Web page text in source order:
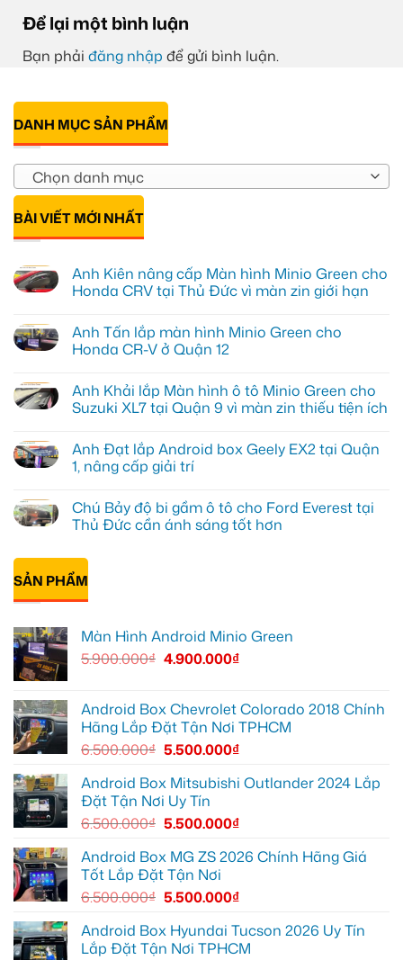
Để lại một bình luận
Bạn phải đăng nhập để gửi bình luận.
DANH MỤC SẢN PHẨM
Chọn danh mục
BÀI VIẾT MỚI NHẤT
Anh Kiên nâng cấp Màn hình Minio Green cho
Honda CRV tại Thủ Đức vì màn zin giới hạn
bình
luận
ở
nâng
cấp
Màn
Green
cho
Honda
Thủ
Đức
vì
giới
hạn
Anh Tấn lắp màn hình Minio Green cho
Honda CR-V ở Quận 12
bình
luận
ở
lắp
màn
hình
cho
Honda
CR-
Quận
12
Anh Khải lắp Màn hình ô tô Minio Green cho
Suzuki XL7 tại Quận 9 vì màn zin thiếu tiện ích
bình
luận
ở
lắp
Màn
hình
Minio
Green
cho
Suzuki
Quận
tiện
ích
Anh Đạt lắp Android box Geely EX2 tại Quận
1, nâng cấp giải trí
bình
luận
ở
Android
box
Geely
Quận
nâng
Chú Bảy độ bi gầm ô tô cho Ford Everest tại
Thủ Đức cần ánh sáng tốt hơn
có
luận
ở
Chú
Everest
tại
Thủ
Đức
cần
sáng
tốt
hơn
SẢN PHẨM
Màn Hình Android Minio Green
5.900.000₫ 4.900.000₫
Android Box Chevrolet Colorado 2018 Chính
Hãng Lắp Đặt Tận Nơi TPHCM
6.500.000₫ 5.500.000₫
Android Box Mitsubishi Outlander 2024 Lắp
Đặt Tận Nơi Uy Tín
6.500.000₫ 5.500.000₫
Android Box MG ZS 2026 Chính Hãng Giá
Tốt Lắp Đặt Tận Nơi
6.500.000₫ 5.500.000₫
Android Box Hyundai Tucson 2026 Uy Tín
Lắp Đặt Tận Nơi TPHCM